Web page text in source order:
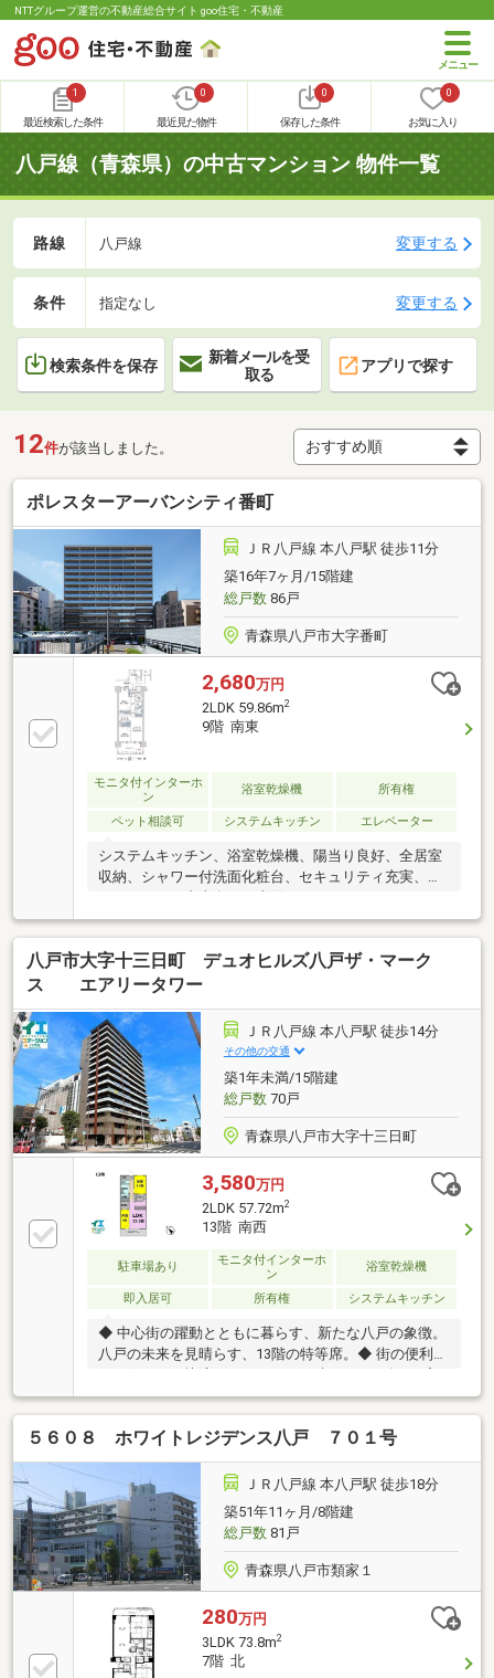
NTTグループ運営の不動産総合サイト goo住宅・不動産
1
最近検索した条件
0
最近見た物件
0
保存した条件
0
お気に入り
八戸線（青森県）の中古マンション 物件一覧
路線 八戸線 変更する
条件 指定なし 変更する
検索条件を保存
新着メールを受
取る
アプリで探す
12件が該当しました。
ポレスターアーバンシティ番町
ＪＲ八戸線 本八戸駅 徒歩11分
築16年7ヶ月/15階建
総戸数86戸
青森県八戸市大字番町
2,680万円
2LDK 59.86m2
9階 南東
モニタ付インターホ
ン
浴室乾燥機 所有権
ペット相談可 システムキッチン エレベーター
システムキッチン、浴室乾燥機、陽当り良好、全居室
収納、シャワー付洗面化粧台、セキュリティ充実、バ
リアフリー、東南向き、南面バルコニー、オートバ
ス、高速ネット対応、温水洗浄便座、ＴＶモニタ付イ
ンターホン、通風良好、全居室フローリング、眺望良
好、ペット相談、BS・CS・CATV、エレベーター、宅
配ボックス
八戸市大字十三日町 デュオヒルズ八戸ザ・マーク
ス エアリータワー
ＪＲ八戸線 本八戸駅 徒歩14分
その他の交通
築1年未満/15階建
総戸数70戸
青森県八戸市大字十三日町
3,580万円
2LDK 57.72m2
13階 南西
駐車場あり
モニタ付インターホ
ン
浴室乾燥機
即入居可 所有権 システムキッチン
◆ 中心街の躍動とともに暮らす、新たな八戸の象徴。
八戸の未来を見晴らす、13階の特等席。◆ 街の便利さ
も、住まいの快適さも。どちらも叶える2026年2月完
成・未使用マンション。◆ 13階から望む開放的な眺望
と洗練された暮らし。ホテルライクな空間で過ごすワ
ンランク上の日常。◆ 再開発エリアの将来性も魅力の
高層レジデンス。雪かきの負担からも解放される、快
適マンションライフ。◆ 駐車場100％完備、安心と快
適を備えた住まい。八戸中心街を庭のように楽しむ贅
沢な暮らしが送れます。
５６０８ ホワイトレジデンス八戸 ７０１号
ＪＲ八戸線 本八戸駅 徒歩18分
築51年11ヶ月/8階建
総戸数81戸
青森県八戸市類家１
280万円
3LDK 73.8m2
7階 北